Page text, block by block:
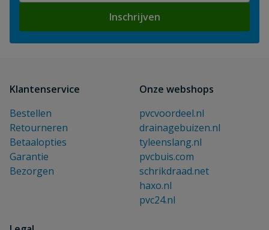
Inschrijven
Klantenservice
Bestellen
Retourneren
Betaalopties
Garantie
Bezorgen
Onze webshops
pvcvoordeel.nl
drainagebuizen.nl
tyleenslang.nl
pvcbuis.com
schrikdraad.net
haxo.nl
pvc24.nl